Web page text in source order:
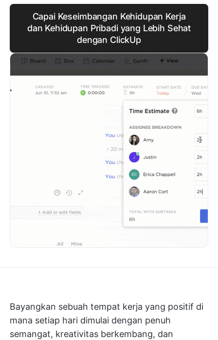
Capai Keseimbangan Kehidupan Kerja
dan Kehidupan Pribadi yang Lebih Sehat
dengan ClickUp
Bayangkan sebuah tempat kerja yang positif di
mana setiap hari dimulai dengan penuh
semangat, kreativitas berkembang, dan